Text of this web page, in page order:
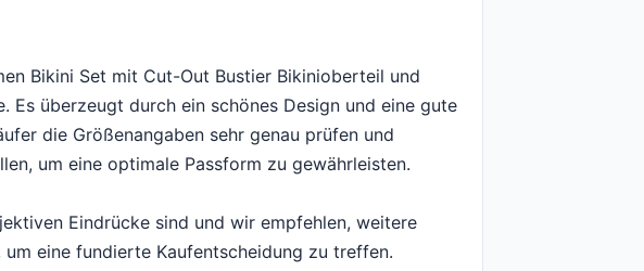
Bikini Set mit Cut-Out Bustier Bikinioberteil und
Es überzeugt durch ein schönes Design und eine gute
die Größenangaben sehr genau prüfen und
um eine optimale Passform zu gewährleisten.
Eindrücke sind und wir empfehlen, weitere
eine fundierte Kaufentscheidung zu treffen.